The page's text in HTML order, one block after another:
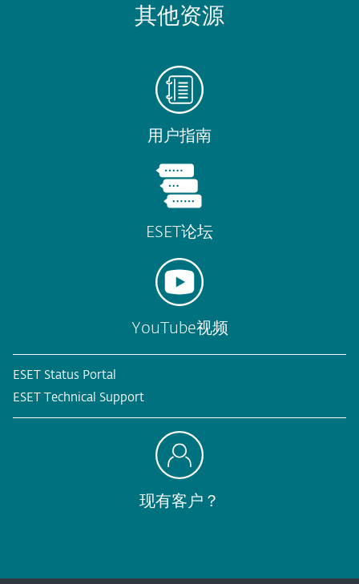
其他资源
用户指南
ESET论坛
YouTube视频
ESET Status Portal
ESET Technical Support
现有客户？